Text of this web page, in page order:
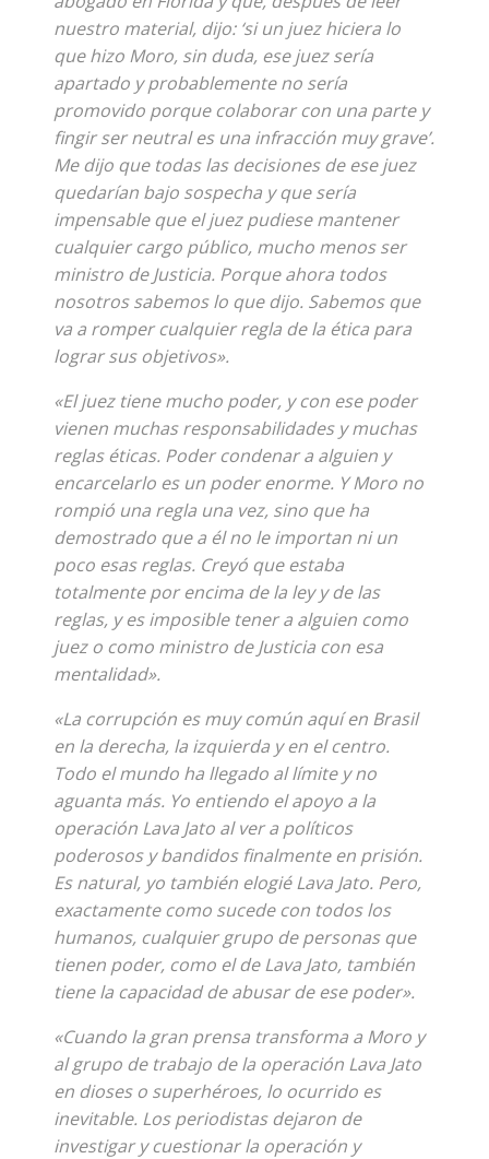
nuestro material, dijo: ‘si un juez hiciera lo
que hizo Moro, sin duda, ese juez sería
apartado y probablemente no sería
promovido porque colaborar con una parte y
fingir ser neutral es una infracción muy grave’.
Me dijo que todas las decisiones de ese juez
quedarían bajo sospecha y que sería
impensable que el juez pudiese mantener
cualquier cargo público, mucho menos ser
ministro de Justicia. Porque ahora todos
nosotros sabemos lo que dijo. Sabemos que
va a romper cualquier regla de la ética para
lograr sus objetivos».
«El juez tiene mucho poder, y con ese poder
vienen muchas responsabilidades y muchas
reglas éticas. Poder condenar a alguien y
encarcelarlo es un poder enorme. Y Moro no
rompió una regla una vez, sino que ha
demostrado que a él no le importan ni un
poco esas reglas. Creyó que estaba
totalmente por encima de la ley y de las
reglas, y es imposible tener a alguien como
juez o como ministro de Justicia con esa
mentalidad».
«La corrupción es muy común aquí en Brasil
en la derecha, la izquierda y en el centro.
Todo el mundo ha llegado al límite y no
aguanta más. Yo entiendo el apoyo a la
operación Lava Jato al ver a políticos
poderosos y bandidos finalmente en prisión.
Es natural, yo también elogié Lava Jato. Pero,
exactamente como sucede con todos los
humanos, cualquier grupo de personas que
tienen poder, como el de Lava Jato, también
tiene la capacidad de abusar de ese poder».
«Cuando la gran prensa transforma a Moro y
al grupo de trabajo de la operación Lava Jato
en dioses o superhéroes, lo ocurrido es
inevitable. Los periodistas dejaron de
investigar y cuestionar la operación y